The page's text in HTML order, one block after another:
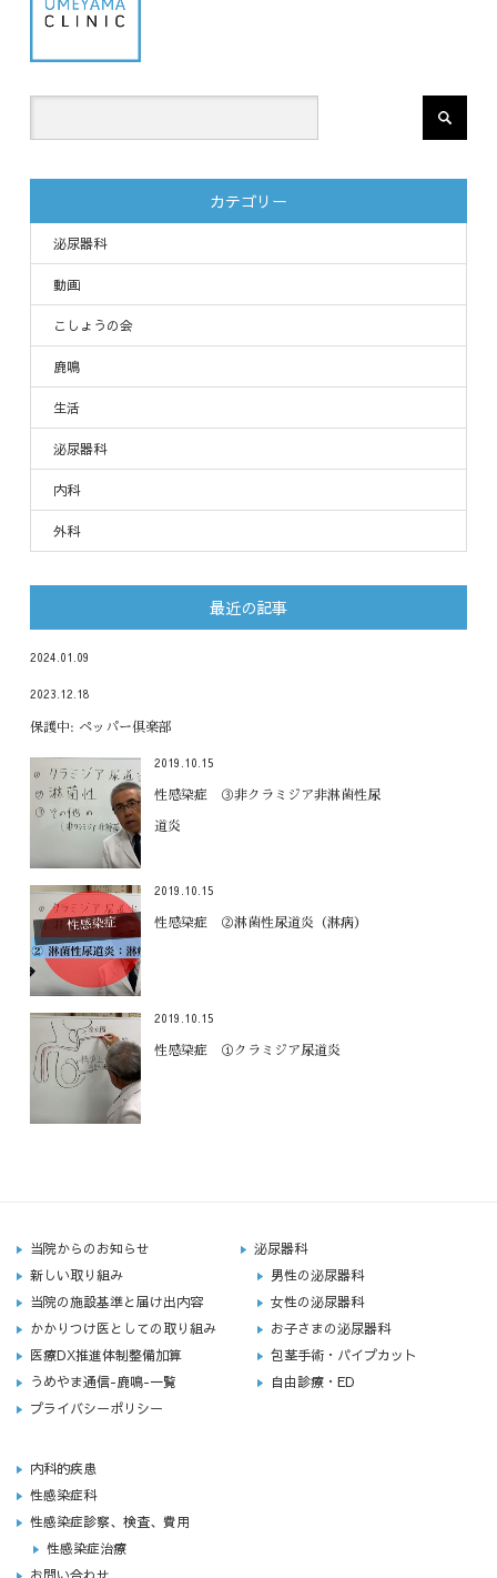
カテゴリー
泌尿器科
動画
こしょうの会
鹿鳴
生活
泌尿器科
内科
外科
最近の記事
2024.01.09
2023.12.18
保護中: ペッパー倶楽部
2019.10.15
性感染症 ③非クラミジア非淋菌性尿
道炎
2019.10.15
性感染症 ②淋菌性尿道炎（淋病）
2019.10.15
性感染症 ①クラミジア尿道炎
当院からのお知らせ
新しい取り組み
当院の施設基準と届け出内容
かかりつけ医としての取り組み
医療DX推進体制整備加算
うめやま通信-鹿鳴-一覧
プライバシーポリシー
泌尿器科
男性の泌尿器科
女性の泌尿器科
お子さまの泌尿器科
包茎手術・パイプカット
自由診療・ED
内科的疾患
性感染症科
性感染症診察、検査、費用
性感染症治療